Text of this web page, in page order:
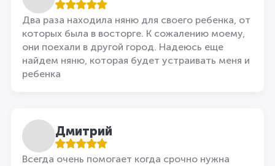
Два раза находила няню для своего ребенка, от
которых была в восторге. К сожалению моему,
они поехали в другой город. Надеюсь еще
найдем няню, которая будет устраивать меня и
ребенка
Дмитрий
Всегда очень помогает когда срочно нужна